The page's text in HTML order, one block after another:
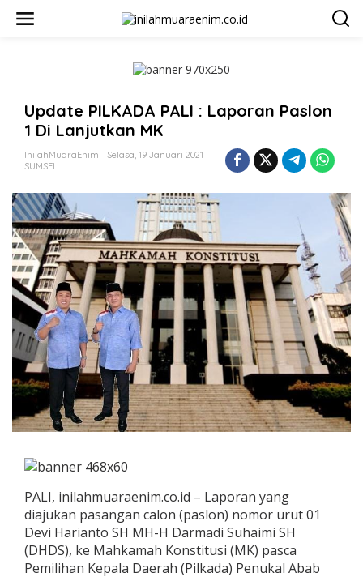
Update PILKADA PALI : Laporan Paslon
1 Di Lanjutkan MK
InilahMuaraEnim
Selasa, 19 Januari 2021
SUMSEL
PALI, inilahmuaraenim.co.id – Laporan yang
diajukan pasangan calon (paslon) nomor urut 01
Devi Harianto SH MH-H Darmadi Suhaimi SH
(DHDS), ke Mahkamah Konstitusi (MK) pasca
Pemilihan Kepala Daerah (Pilkada) Penukal Abab